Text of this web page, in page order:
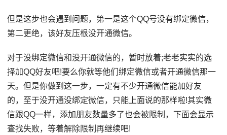
但是这步也会遇到问题，第一是这个QQ号没有绑定微信，
第二更绝，该好友压根没开通微信。
对于没绑定微信和没开通微信的，暂时放着;老老实实的选
择加QQ好友吧!要么你就等他们绑定微信或者开通微信那一
天。但是你做到这一步，一定有不少开通微信能加好友
的，至于没开通没绑定微信，只能上面说的那样啦!其实微
信跟QQ一样，添加朋友数量多了也会被限制，下面会显示
查找失败，等着解除限制再继续吧!